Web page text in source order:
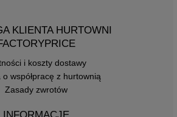
KLIENTA HURTOWNI
i koszty dostawy
o współpracę z hurtownią
Zasady zwrotów